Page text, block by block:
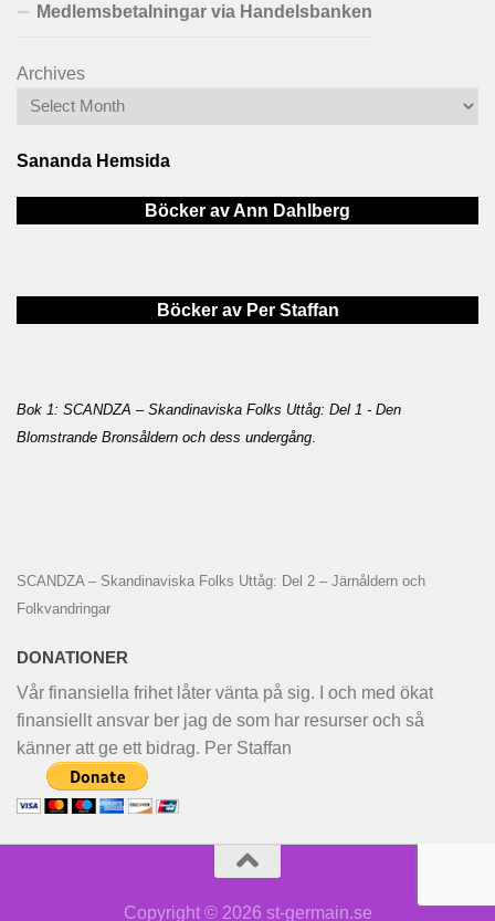
Medlemsbetalningar via Handelsbanken
Archives
Sananda Hemsida
Böcker av Ann Dahlberg
Böcker av Per Staffan
Bok 1: SCANDZA – Skandinaviska Folks Uttåg: Del 1 - Den
Blomstrande Bronsåldern och dess undergång
SCANDZA – Skandinaviska Folks Uttåg: Del 2 – Järnåldern och
Folkvandringar
DONATIONER
Vår finansiella frihet låter vänta på sig. I och med ökat
finansiellt ansvar ber jag de som har resurser och så
känner att ge ett bidrag. Per Staffan
Copyright © 2026 st-germain.se